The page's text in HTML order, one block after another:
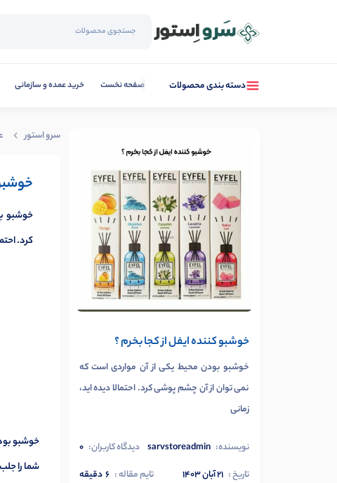
دسته بندی محصولات صفحه نخست خرید عمده و سازمانی
خوشبو کننده ایفل از کجا بخرم ؟
خوشبو بودن محیط یکی از آن مواردی است که
نمی توان از آن چشم پوشی کرد. احتمالا دیده اید،
زمانی
نویسنده: sarvstoreadmin دیدگاه کاربران: 0
تاریخ : ۲۱ آبان ۱۴۰۳ تایم مقاله : 6دقیقه
سرو استور
خوشبو
کرد.
خوشبو
شما را